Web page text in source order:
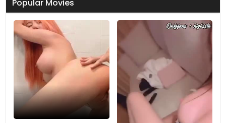
Popular Movies